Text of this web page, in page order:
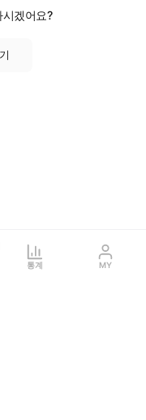
겠어요?
통계 MY